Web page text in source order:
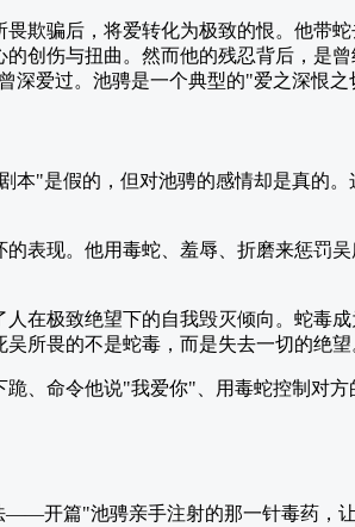
欺骗后，将爱转化为极致的恨。他带
的创伤与扭曲。然而他的残忍背后，是
爱过。池骋是一个典型的"爱之深恨之
本"是假的，但对池骋的感情却是真的
表现。他用毒蛇、羞辱、折磨来惩罚
人在极致绝望下的自我毁灭倾向。蛇毒
所畏的不是蛇毒，而是失去一切的绝望
、命令他说"我爱你"、用毒蛇控制对
开篇"池骋亲手注射的那一针毒药，